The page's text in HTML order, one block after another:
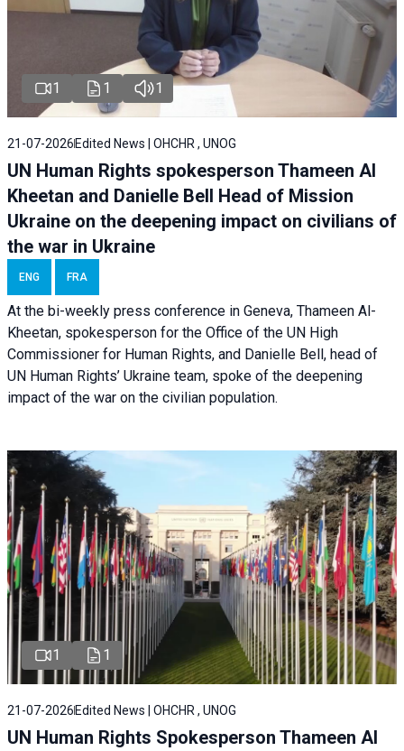
1 1 1
21-07-2026 Edited News | OHCHR , UNOG
UN Human Rights spokesperson Thameen Al
Kheetan and Danielle Bell Head of Mission
Ukraine on the deepening impact on civilians of
the war in Ukraine
ENG FRA
At the bi-weekly press conference in Geneva, Thameen Al-
Kheetan, spokesperson for the Office of the UN High
Commissioner for Human Rights, and Danielle Bell, head of
UN Human Rights’ Ukraine team, spoke of the deepening
impact of the war on the civilian population.
1 1
21-07-2026 Edited News | OHCHR , UNOG
UN Human Rights Spokesperson Thameen Al